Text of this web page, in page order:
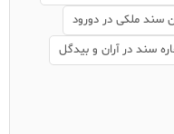
سند ملکی در دورود
سند در آران و بیدگل